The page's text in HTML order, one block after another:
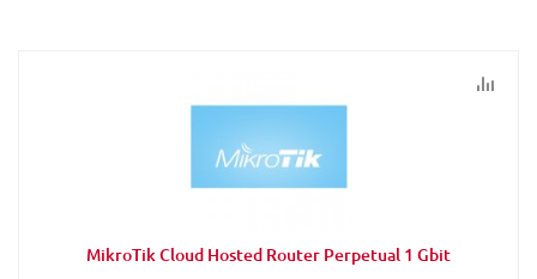
MikroTik Cloud Hosted Router Perpetual 1 Gbit